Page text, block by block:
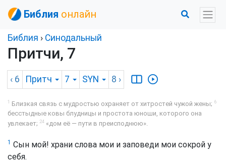
Библия онлайн
Библия › Синодальный
Притчи, 7
‹ 6 Притч 7 SYN 8 ›
1 Близкая связь с мудростью охраняет от хитростей чужой жены; 6
бесстыдные ковы блудницы и простота юноши, которого она
увлекает; 24 «дом её — пути в преисподнюю».
1 Сын мой! храни слова мои и заповеди мои сокрой у
себя.